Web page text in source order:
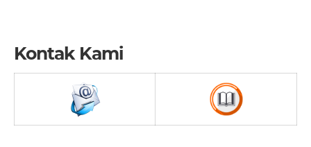
Kontak Kami